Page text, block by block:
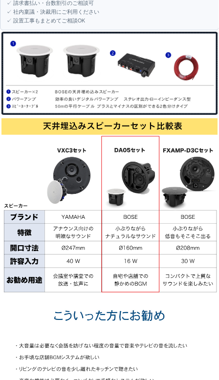
✓ 請求書払い・台数割引のご相談可
✓ 社内稟議・決裁用にご利用ください
✓ 設置工事もまとめてご相談OK